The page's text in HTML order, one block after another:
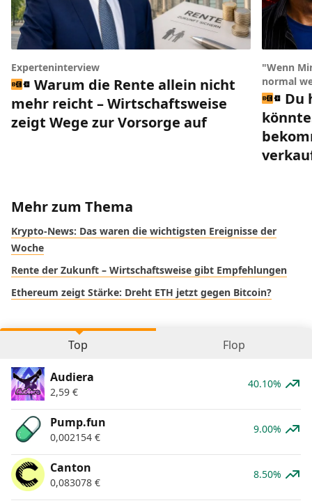
Experteninterview
Warum die Rente allein nicht
mehr reicht – Wirtschaftsweise
zeigt Wege zur Vorsorge auf
"Wenn
normal
Du
Mehr zum Thema
Krypto-News: Das waren die wichtigsten Ereignisse der
Woche
Rente der Zukunft – Wirtschaftsweise gibt Empfehlungen
Ethereum zeigt Stärke: Dreht ETH jetzt gegen Bitcoin?
Top Flop
Audiera
2,59 €
40.10%
Pump.fun
0,002154 €
9.00%
Canton
0,083078 €
8.50%